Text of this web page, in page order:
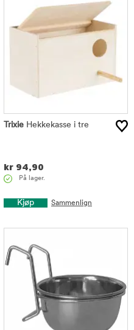
Trixie Hekkekasse i tre
kr 94,90
På lager.
Kjøp Sammenlign